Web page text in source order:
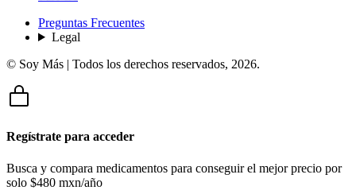
Preguntas Frecuentes
Legal
© Soy Más | Todos los derechos reservados, 2026.
Regístrate para acceder
Busca y compara medicamentos para conseguir el mejor precio por
solo $480 mxn/año